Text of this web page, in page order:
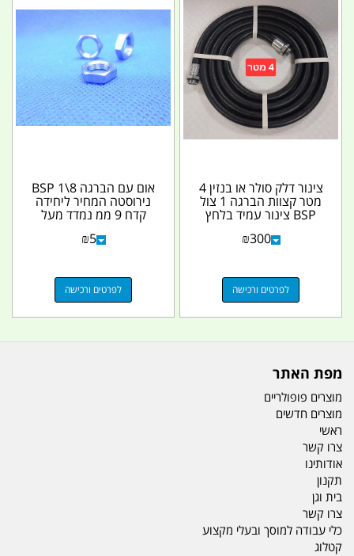
צינור דלק סולר או בנזין 4
מטר קצוות הברגה 1 צול
BSP צינור עמיד בלחץ
₪300
לפרטים ורכישה
אום עם הברגה 8\1 BSP
נירוסטה המחיר ליחידה
קדח 9 ממ נמדד מעל
ההברגה קמפינג לייף
₪5
לפרטים ורכישה
מפת האתר
מוצרים פופולריים
מוצרים חדשים
ראשי
צרו קשר
אודותינו
תקנון
בית וגן
צרו קשר
כלי עבודה למוסך ובעלי מקצוע
קטלוג